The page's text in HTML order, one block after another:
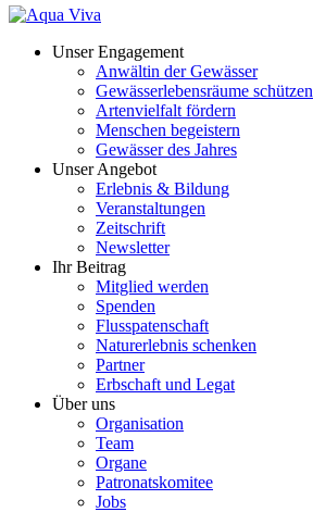
Unser Engagement
Anwältin der Gewässer
Gewässerlebensräume schützen
Artenvielfalt fördern
Menschen begeistern
Gewässer des Jahres
Unser Angebot
Erlebnis & Bildung
Veranstaltungen
Zeitschrift
Newsletter
Ihr Beitrag
Mitglied werden
Spenden
Flusspatenschaft
Naturerlebnis schenken
Partner
Erbschaft und Legat
Über uns
Organisation
Team
Organe
Patronatskomitee
Jobs